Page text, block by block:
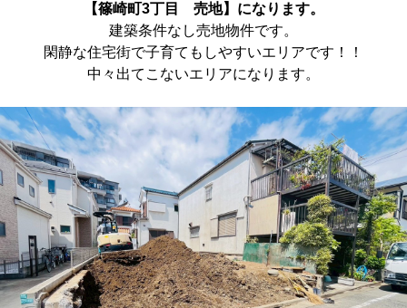
【篠崎町3丁目 売地】になります。
建築条件なし売地物件です。
閑静な住宅街で子育てもしやすいエリアです！！
中々出てこないエリアになります。